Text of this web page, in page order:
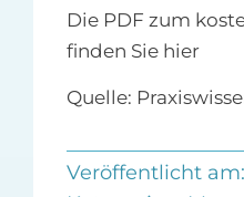
Die PDF zum
finden Sie hier
Quelle:
Veröffentlicht